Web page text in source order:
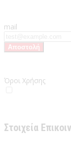
mail
Όροι Χρήσης
Στοιχεία